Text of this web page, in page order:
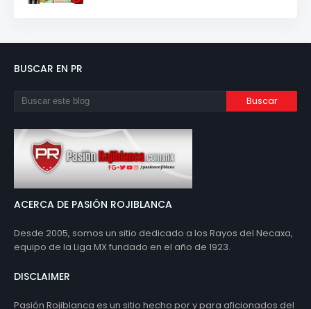
BUSCAR EN PR
ACERCA DE PASIÓN ROJIBLANCA
Desde 2005, somos un sitio dedicado a los Rayos del Necaxa,
equipo de la Liga MX fundado en el año de 1923.
DISCLAIMER
Pasión Rojiblanca es un sitio hecho por y para aficionados del